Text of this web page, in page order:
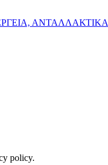
ΑΝΤΑΛΛΑΚΤΙΚΑ
policy.